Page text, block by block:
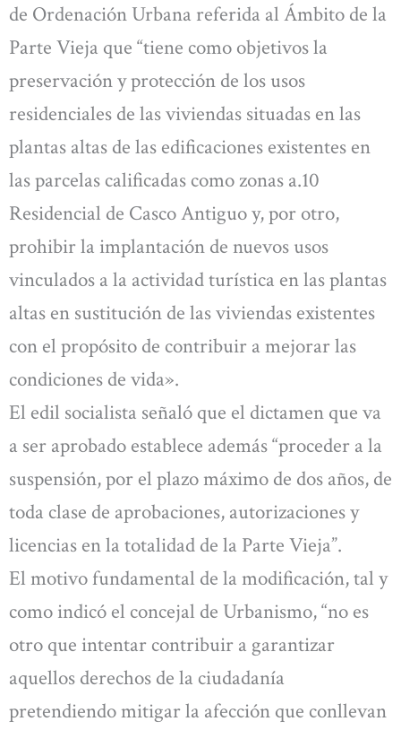
de Ordenación Urbana referida al Ámbito de la
Parte Vieja que “tiene como objetivos la
preservación y protección de los usos
residenciales de las viviendas situadas en las
plantas altas de las edificaciones existentes en
las parcelas calificadas como zonas a.10
Residencial de Casco Antiguo y, por otro,
prohibir la implantación de nuevos usos
vinculados a la actividad turística en las plantas
altas en sustitución de las viviendas existentes
con el propósito de contribuir a mejorar las
condiciones de vida».
El edil socialista señaló que el dictamen que va
a ser aprobado establece además “proceder a la
suspensión, por el plazo máximo de dos años, de
toda clase de aprobaciones, autorizaciones y
licencias en la totalidad de la Parte Vieja”.
El motivo fundamental de la modificación, tal y
como indicó el concejal de Urbanismo, “no es
otro que intentar contribuir a garantizar
aquellos derechos de la ciudadanía
pretendiendo mitigar la afección que conllevan